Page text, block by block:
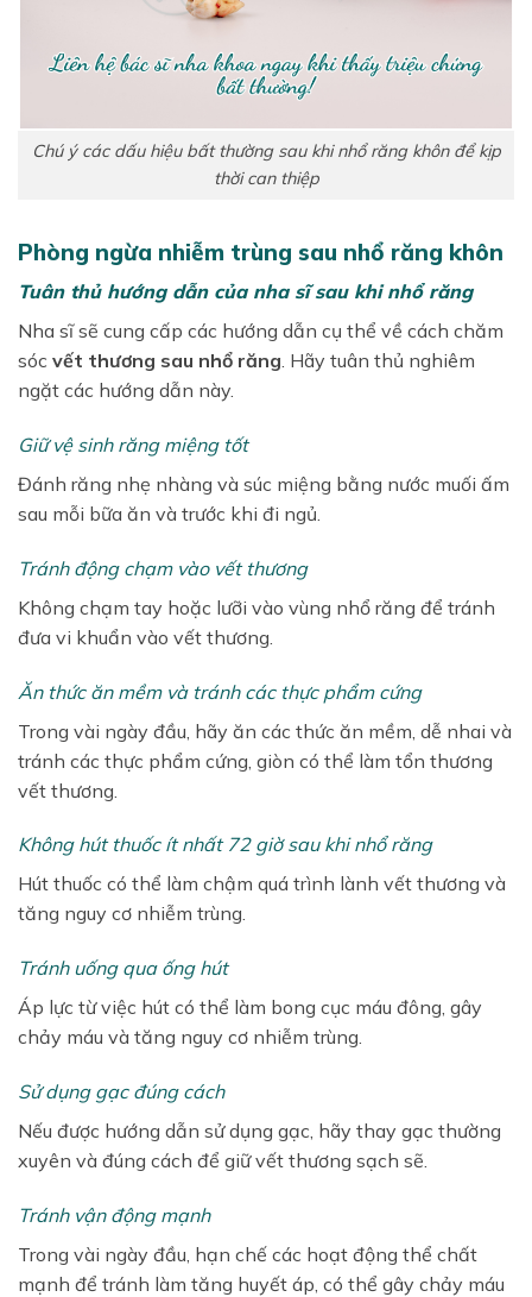
Chú ý các dấu hiệu bất thường sau khi nhổ răng khôn để kịp
thời can thiệp
Phòng ngừa nhiễm trùng sau nhổ răng khôn
Tuân thủ hướng dẫn của nha sĩ sau khi nhổ răng
Nha sĩ sẽ cung cấp các hướng dẫn cụ thể về cách chăm
sóc vết thương sau nhổ răng. Hãy tuân thủ nghiêm
ngặt các hướng dẫn này.
Giữ vệ sinh răng miệng tốt
Đánh răng nhẹ nhàng và súc miệng bằng nước muối ấm
sau mỗi bữa ăn và trước khi đi ngủ.
Tránh động chạm vào vết thương
Không chạm tay hoặc lưỡi vào vùng nhổ răng để tránh
đưa vi khuẩn vào vết thương.
Ăn thức ăn mềm và tránh các thực phẩm cứng
Trong vài ngày đầu, hãy ăn các thức ăn mềm, dễ nhai và
tránh các thực phẩm cứng, giòn có thể làm tổn thương
vết thương.
Không hút thuốc ít nhất 72 giờ sau khi nhổ răng
Hút thuốc có thể làm chậm quá trình lành vết thương và
tăng nguy cơ nhiễm trùng.
Tránh uống qua ống hút
Áp lực từ việc hút có thể làm bong cục máu đông, gây
chảy máu và tăng nguy cơ nhiễm trùng.
Sử dụng gạc đúng cách
Nếu được hướng dẫn sử dụng gạc, hãy thay gạc thường
xuyên và đúng cách để giữ vết thương sạch sẽ.
Tránh vận động mạnh
Trong vài ngày đầu, hạn chế các hoạt động thể chất
mạnh để tránh làm tăng huyết áp, có thể gây chảy máu